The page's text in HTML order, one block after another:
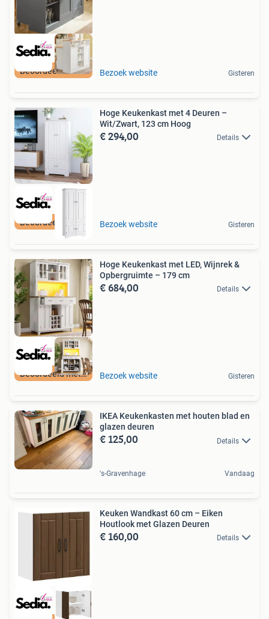
Beoordeeld met 9+ Bezoek website Gisteren
Beoordeeld met 9+
Hoge Keukenkast met 4 Deuren –
Wit/Zwart, 123 cm Hoog
€ 294,00 Details
Bezoek website Gisteren
Beoordeeld met 9+
Hoge Keukenkast met LED, Wijnrek &
Opbergruimte – 179 cm
€ 684,00 Details
Bezoek website Gisteren
IKEA Keukenkasten met houten blad en
glazen deuren
€ 125,00 Details
's-Gravenhage Vandaag
Keuken Wandkast 60 cm – Eiken
Houtlook met Glazen Deuren
€ 160,00 Details